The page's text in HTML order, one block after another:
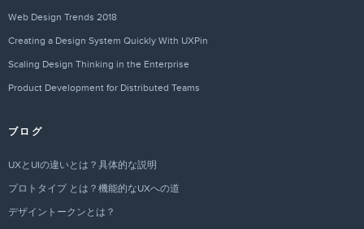
Web Design Trends 2018
Creating a Design System Quickly With UXPin
Scaling Design Thinking in the Enterprise
Product Development for Distributed Teams
ブログ
UXとUIの違いとは？具体的な説明
プロトタイプ とは？機能的なUXへの道
デザイントークンとは？